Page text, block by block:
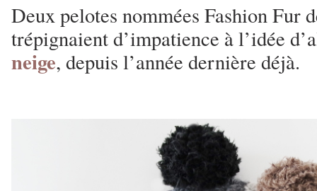
Deux pelotes nommées Fashion Fur
trépignaient d’impatience à l’idée
neige, depuis l’année dernière déjà.